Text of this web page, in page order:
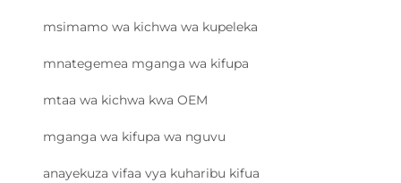
msimamo wa kichwa wa kupeleka
mnategemea mganga wa kifupa
mtaa wa kichwa kwa OEM
mganga wa kifupa wa nguvu
anayekuza vifaa vya kuharibu kifua